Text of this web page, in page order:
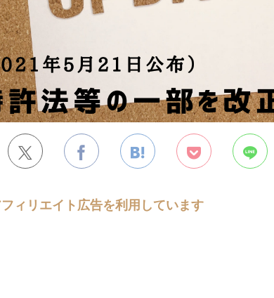
ィリエイト広告を利用しています